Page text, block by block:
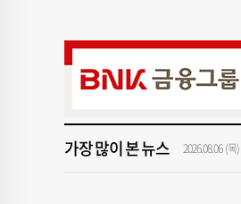
가장 많이 본 뉴스 2026.08.06 (목)